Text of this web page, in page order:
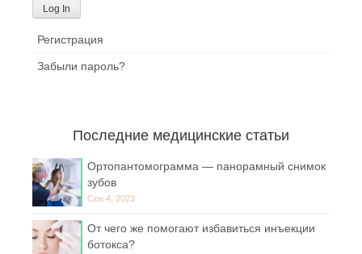
Регистрация
Забыли пароль?
Последние медицинские статьи
Ортопантомограмма — панорамный снимок
зубов
Сен 4, 2023
От чего же помогают избавиться инъекции
ботокса?